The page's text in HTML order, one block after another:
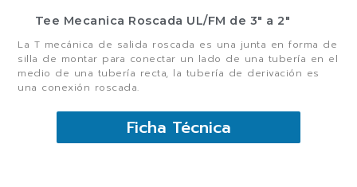
Tee Mecanica Roscada UL/FM de 3″ a 2″
La T mecánica de salida roscada es una junta en forma de
silla de montar para conectar un lado de una tubería en el
medio de una tubería recta, la tubería de derivación es
una conexión roscada.
Ficha Técnica